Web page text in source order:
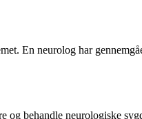
En neurolog har
behandle neurologiske